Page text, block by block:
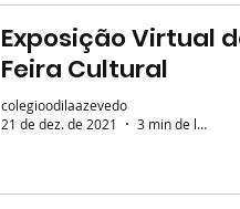
Exposição Virtual da
Feira Cultural
colegioodilaazevedo
21 de dez. de 2021
3 min de leitura